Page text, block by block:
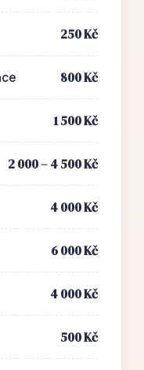
250 Kč
800 Kč
1 500 Kč
2 000 – 4 500 Kč
4 000 Kč
6 000 Kč
4 000 Kč
500 Kč